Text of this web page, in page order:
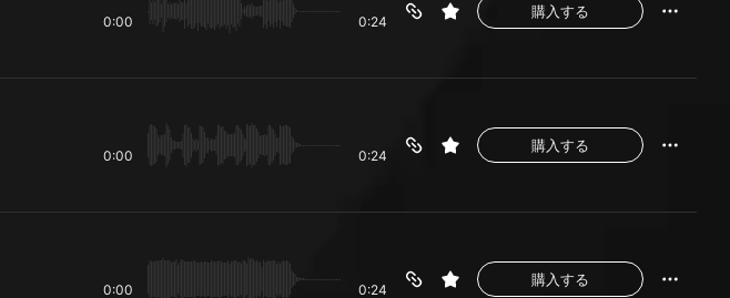
0:00 0:24
購入する
0:00 0:24
購入する
0:00 0:24
購入する